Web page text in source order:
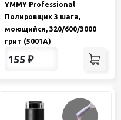
YMMY Professional
Полировщик 3 шага,
моющийся, 320/600/3000
грит (5001A)
155 ₽